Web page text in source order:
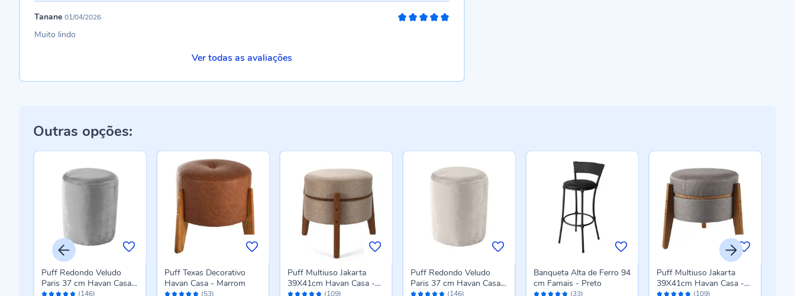
Tanane 01/04/2026
Muito lindo
Ver todas as avaliações
Outras opções:
Avaliação: (146)
Puff Redondo Veludo
Paris 37 cm Havan Casa -
Avaliação: (53)
Puff Texas Decorativo
Havan Casa - Marrom
Avaliação: (109)
Puff Multiuso Jakarta
39X41cm Havan Casa -
Avaliação: (146)
Puff Redondo Veludo
Paris 37 cm Havan Casa -
Avaliação: (33)
Banqueta Alta de Ferro 94
cm Famais - Preto
Avaliação: (109)
Puff Multiuso Jakarta
39X41cm Havan Casa -